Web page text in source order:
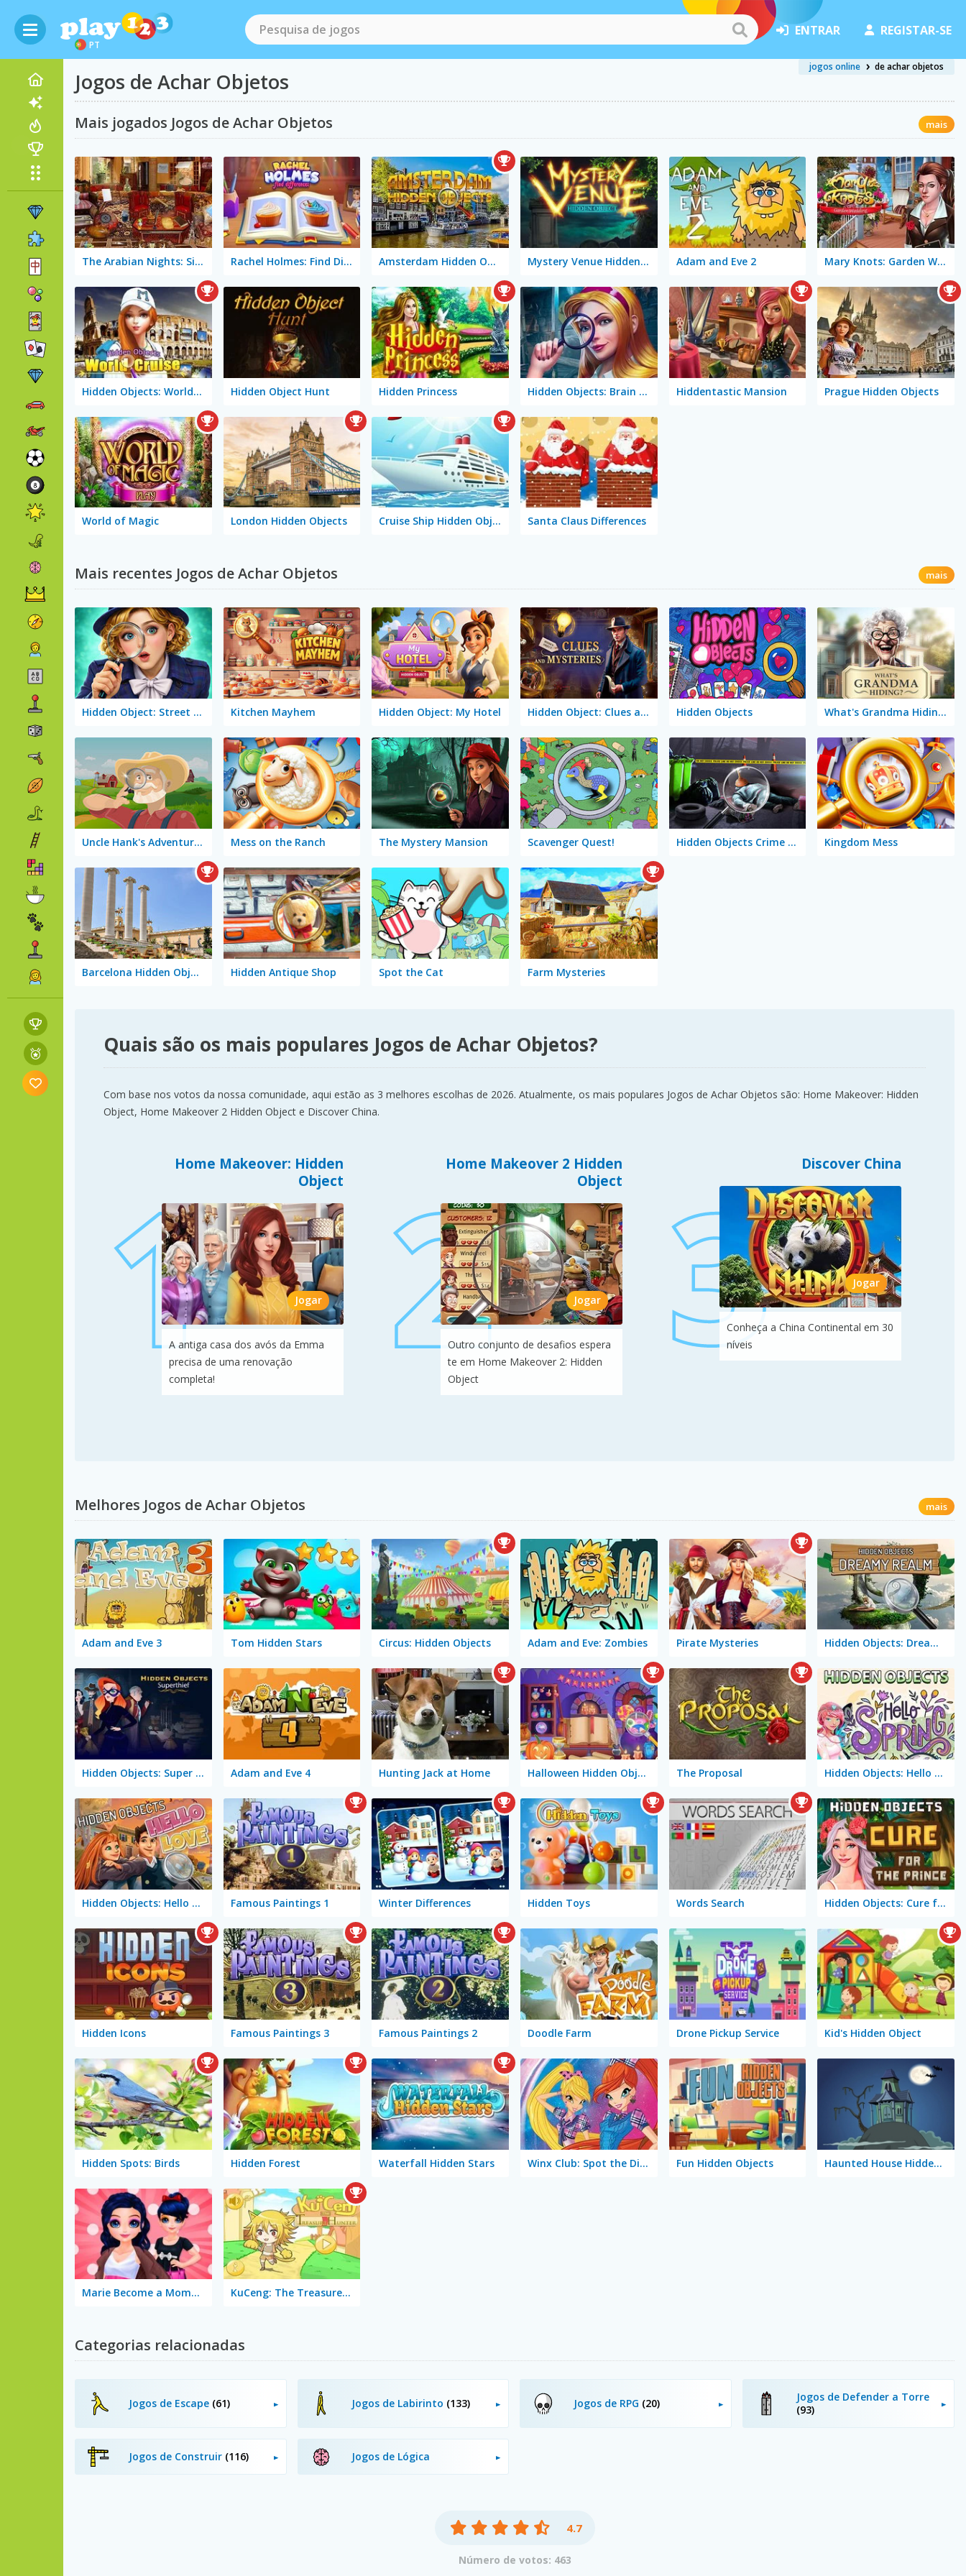
PT
ENTRAR REGISTAR-SE
Jogos de Achar Objetos
jogos online de achar objetos
Mais jogados Jogos de Achar Objetos mais
The Arabian Nights: Sinbad the Voyager Rachel Holmes: Find Differences Amsterdam Hidden Objects Mystery Venue Hidden Object Adam and Eve 2 Mary Knots: Garden Wedding
Hidden Objects: World Cruise Hidden Object Hunt Hidden Princess Hidden Objects: Brain Teaser Hiddentastic Mansion Prague Hidden Objects
World of Magic London Hidden Objects Cruise Ship Hidden Objects Santa Claus Differences
Mais recentes Jogos de Achar Objetos mais
Hidden Object: Street of Secrets Kitchen Mayhem Hidden Object: My Hotel Hidden Object: Clues and Mysteries Hidden Objects What's Grandma Hiding?
Uncle Hank's Adventures: Mess in the Farm Mess on the Ranch The Mystery Mansion Scavenger Quest! Hidden Objects Crime Scene Kingdom Mess
Barcelona Hidden Objects Hidden Antique Shop Spot the Cat Farm Mysteries
Quais são os mais populares Jogos de Achar Objetos?
Com base nos votos da nossa comunidade, aqui estão as 3 melhores escolhas de 2026. Atualmente, os mais populares Jogos de Achar Objetos são: Home Makeover: Hidden
Object, Home Makeover 2 Hidden Object e Discover China.
Home Makeover: Hidden
Object
Jogar
A antiga casa dos avós da Emma
precisa de uma renovação
completa!
Home Makeover 2 Hidden
Object
Jogar
Outro conjunto de desafios espera
te em Home Makeover 2: Hidden
Object
Discover China
Jogar
Conheça a China Continental em 30
níveis
Melhores Jogos de Achar Objetos mais
Adam and Eve 3 Tom Hidden Stars Circus: Hidden Objects Adam and Eve: Zombies Pirate Mysteries Hidden Objects: Dreamy Realm
Hidden Objects: Super Thief Adam and Eve 4 Hunting Jack at Home Halloween Hidden Objects The Proposal Hidden Objects: Hello Spring
Hidden Objects: Hello Love Famous Paintings 1 Winter Differences Hidden Toys Words Search Hidden Objects: Cure for the Prince
Hidden Icons Famous Paintings 3 Famous Paintings 2 Doodle Farm Drone Pickup Service Kid's Hidden Object
Hidden Spots: Birds Hidden Forest Waterfall Hidden Stars Winx Club: Spot the Difference Fun Hidden Objects Haunted House Hidden Ghost
Marie Become a Mommy KuCeng: The Treasure Hunter
Categorias relacionadas
Jogos de Escape (61) Jogos de Labirinto (133) Jogos de RPG (20)
Jogos de Defender a Torre
(93)
Jogos de Construir (116) Jogos de Lógica
4.7
Número de votos: 463